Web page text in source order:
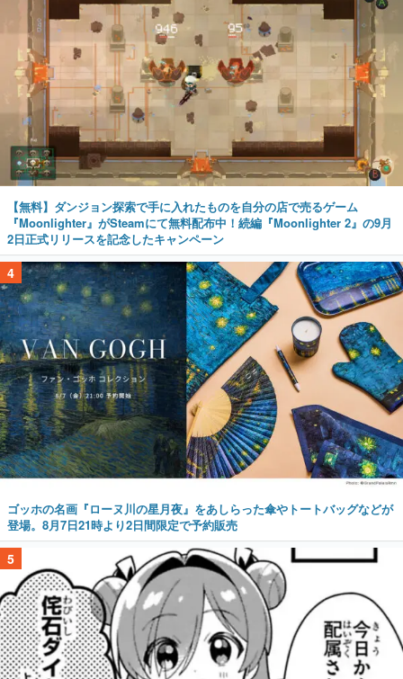
【無料】ダンジョン探索で手に入れたものを自分の店で売るゲーム
『Moonlighter』がSteamにて無料配布中！続編『Moonlighter 2』の9月
2日正式リリースを記念したキャンペーン
4
ゴッホの名画『ローヌ川の星月夜』をあしらった傘やトートバッグなどが
登場。8月7日21時より2日間限定で予約販売
5